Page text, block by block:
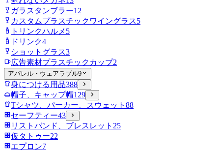
ガラスタンブラー12
カスタムプラスチックワイングラス5
トリンクハルメ 5
ドリンク4
ショットグラス3
広告素材プラスチックカップ2
アパレル・ウェアラブル9
身につける用品388
帽子、キャップ帽129
Tシャツ、パーカー、スウェット 88
セーフティー43
リストバンド、ブレスレット 25
仮タトゥー22
エプロン7